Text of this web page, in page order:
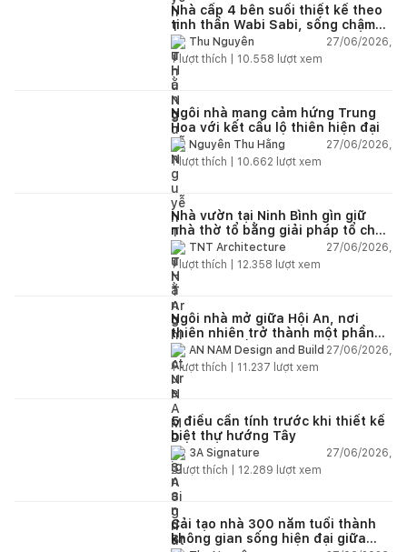
Nhà cấp 4 bên suối thiết kế theo
tinh thần Wabi Sabi, sống chậm
giữa thiên nhiên
Thu Nguyễn
27/06/2026,
1lượt thích | 10.558 lượt xem
Ngôi nhà mang cảm hứng Trung
Hoa với kết cấu lộ thiên hiện đại
Nguyễn Thu Hằng
27/06/2026,
1lượt thích | 10.662 lượt xem
Nhà vườn tại Ninh Bình gìn giữ
nhà thờ tổ bằng giải pháp tổ chức
lại không gian
TNT Architecture
27/06/2026,
1lượt thích | 12.358 lượt xem
Ngôi nhà mở giữa Hội An, nơi
thiên nhiên trở thành một phần
của cuộc sống
AN NAM Design and Build 27/06/2026,
1lượt thích | 11.237 lượt xem
5 điều cần tính trước khi thiết kế
biệt thự hướng Tây
3A Signature
27/06/2026,
2lượt thích | 12.289 lượt xem
Cải tạo nhà 300 năm tuổi thành
không gian sống hiện đại giữa